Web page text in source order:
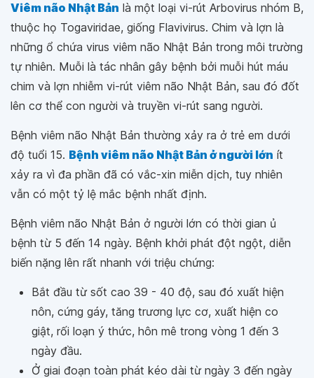
Viêm não Nhật Bản là một loại vi-rút Arbovirus nhóm B,
thuộc họ Togaviridae, giống Flavivirus. Chim và lợn là
những ổ chứa virus viêm não Nhật Bản trong môi trường
tự nhiên. Muỗi là tác nhân gây bệnh bởi muỗi hút máu
chim và lợn nhiễm vi-rút viêm não Nhật Bản, sau đó đốt
lên cơ thể con người và truyền vi-rút sang người.
Bệnh viêm não Nhật Bản thường xảy ra ở trẻ em dưới
độ tuổi 15. Bệnh viêm não Nhật Bản ở người lớn ít
xảy ra vì đa phần đã có vắc-xin miễn dịch, tuy nhiên
vẫn có một tỷ lệ mắc bệnh nhất định.
Bệnh viêm não Nhật Bản ở người lớn có thời gian ủ
bệnh từ 5 đến 14 ngày. Bệnh khởi phát đột ngột, diễn
biến nặng lên rất nhanh với triệu chứng:
Bắt đầu từ sốt cao 39 - 40 độ, sau đó xuất hiện
nôn, cứng gáy, tăng trương lực cơ, xuất hiện co
giật, rối loạn ý thức, hôn mê trong vòng 1 đến 3
ngày đầu.
Ở giai đoạn toàn phát kéo dài từ ngày 3 đến ngày